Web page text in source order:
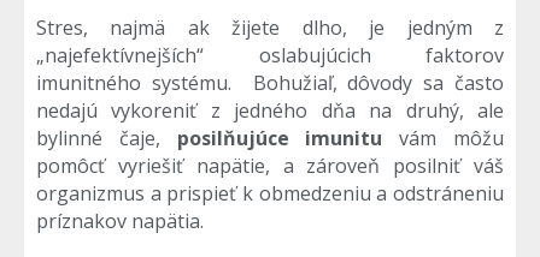
Stres, najmä ak žijete dlho, je jedným z
„najefektívnejších“ oslabujúcich faktorov
imunitného systému. Bohužiaľ, dôvody sa často
nedajú vykoreniť z jedného dňa na druhý, ale
bylinné čaje, posilňujúce imunitu vám môžu
pomôcť vyriešiť napätie, a zároveň posilniť váš
organizmus a prispieť k obmedzeniu a odstráneniu
príznakov napätia.